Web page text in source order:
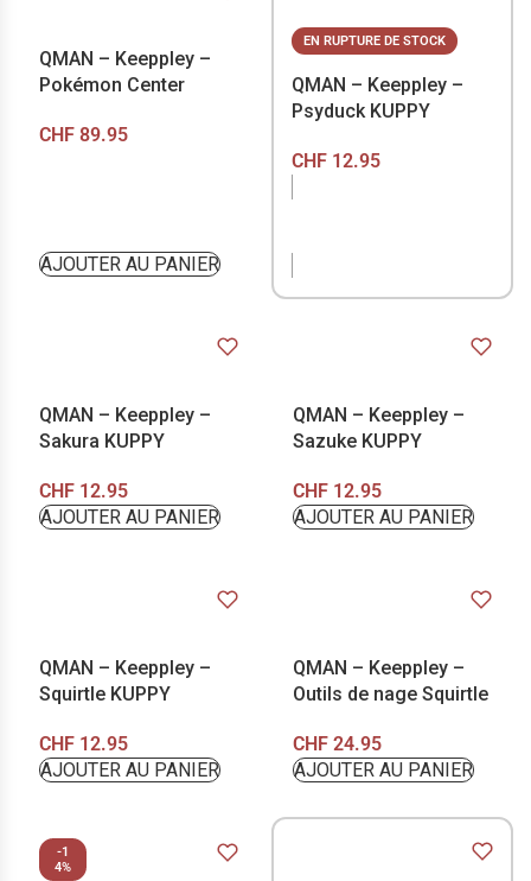
QMAN – Keeppley –
Pokémon Center
CHF 89.95
AJOUTER AU PANIER
EN RUPTURE DE STOCK
QMAN – Keeppley –
Psyduck KUPPY
CHF12.95
QMAN – Keeppley –
Sakura KUPPY
CHF 12.95
AJOUTER AU PANIER
QMAN – Keeppley –
Sazuke KUPPY
CHF12.95
AJOUTER AU PANIER
QMAN – Keeppley –
Squirtle KUPPY
CHF 12.95
AJOUTER AU PANIER
QMAN – Keeppley –
Outils de nage Squirtle
CHF24.95
AJOUTER AU PANIER
-1
4%